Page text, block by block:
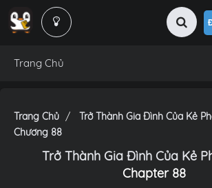
Trang Chủ
Trang Chủ
Trở Thành Gia Đình Của Kẻ
Chương 88
Trở Thành Gia Đình Của Kẻ
Chapter 88